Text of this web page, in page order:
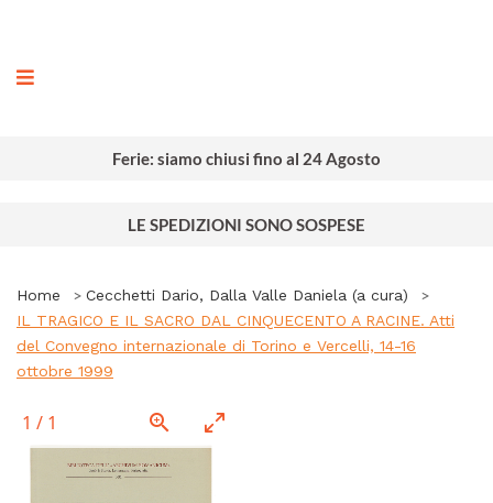
Ferie: siamo chiusi fino al 24 Agosto
LE SPEDIZIONI SONO SOSPESE
Home
Cecchetti Dario, Dalla Valle Daniela (a cura)
IL TRAGICO E IL SACRO DAL CINQUECENTO A RACINE. Atti
del Convegno internazionale di Torino e Vercelli, 14-16
ottobre 1999
1 / 1